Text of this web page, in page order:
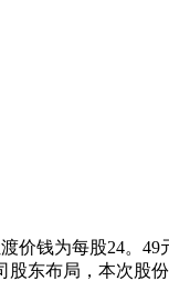
钱为每股24。
东布局，本次